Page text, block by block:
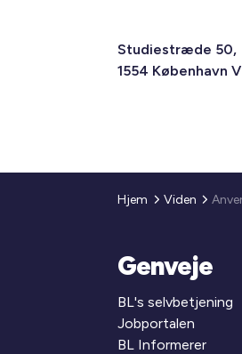
Studiestræde 50,
1554 København V
Hjem Viden
Genveje
BL's selvbetjening
Jobportalen
BL Informerer